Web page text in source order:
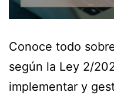
Conoce todo
según la Ley 2/
implementar y